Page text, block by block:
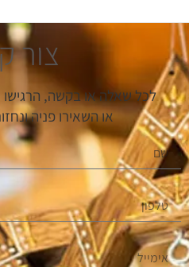
צור
לכל שאלה או בקשה, הרגישו
או השאירו פניה